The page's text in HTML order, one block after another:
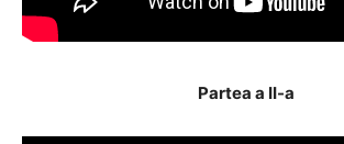
Partea a II-a